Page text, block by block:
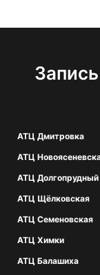
АТЦ Дмитровка
АТЦ
АТЦ Долгопрудный
АТЦ Щёлковская
АТЦ Семеновская
АТЦ Химки
АТЦ Балашиха